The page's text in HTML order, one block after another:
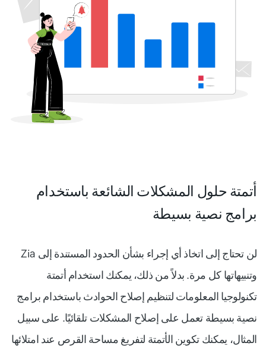
أتمتة حلول المشكلات الشائعة باستخدام
برامج نصية بسيطة
لن تحتاج إلى اتخاذ أي إجراء بشأن الحدود المستندة إلى Zia
وتنبيهاتها كل مرة. بدلاً من ذلك، يمكنك استخدام أتمتة
تكنولوجيا المعلومات لتنظيم إصلاح الحوادث باستخدام برامج
نصية بسيطة تعمل على إصلاح المشكلات تلقائيًا. على سبيل
المثال، يمكنك تكوين الأتمتة لتفريغ مساحة القرص عند امتلائها